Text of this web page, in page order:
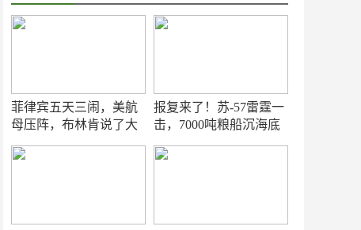
菲律宾五天三闹，美航
母压阵，布林肯说了大
报复来了！苏-57雷霆一
击，7000吨粮船沉海底